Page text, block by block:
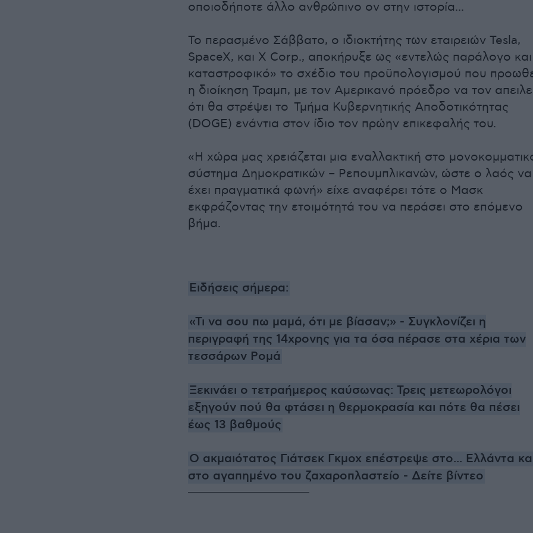
οποιοδήποτε άλλο ανθρώπινο ον στην ιστορία...
Το περασμένο Σάββατο, ο ιδιοκτήτης των εταιρειών Tesla,
SpaceX, και X Corp., αποκήρυξε ως «εντελώς παράλογο και
καταστροφικό» το σχέδιο του προϋπολογισμού που
η διοίκηση Τραμπ, με τον Αμερικανό πρόεδρο να τον
ότι θα στρέψει το Τμήμα Κυβερνητικής Αποδοτικότητας
(DOGE) ενάντια στον ίδιο τον πρώην επικεφαλής του.
«Η χώρα μας χρειάζεται μια εναλλακτική στο
σύστημα Δημοκρατικών – Ρεπουμπλικανών, ώστε ο λαός να
έχει πραγματικά φωνή» είχε αναφέρει τότε ο Μασκ
εκφράζοντας την ετοιμότητά του να περάσει στο επόμενο
βήμα.
Ειδήσεις σήμερα:
«Τι να σου πω μαμά, ότι με βίασαν;» - Συγκλονίζει η
περιγραφή της 14χρονης για τα όσα πέρασε στα χέρια των
τεσσάρων Ρομά
Ξεκινάει ο τετραήμερος καύσωνας: Τρεις μετεωρολόγοι
εξηγούν πού θα φτάσει η θερμοκρασία και πότε θα πέσει
έως 13 βαθμούς
Ο ακμαιότατος Γιάτσεκ Γκμοχ επέστρεψε στο... Ελλάντα
στο αγαπημένο του ζαχαροπλαστείο - Δείτε βίντεο